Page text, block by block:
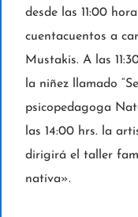
desde las 11:00
cuentacuentos a
Mustakis. A las
la niñez llamado
psicopedagoga
las 14:00 hrs. la
dirigirá el taller
nativa».